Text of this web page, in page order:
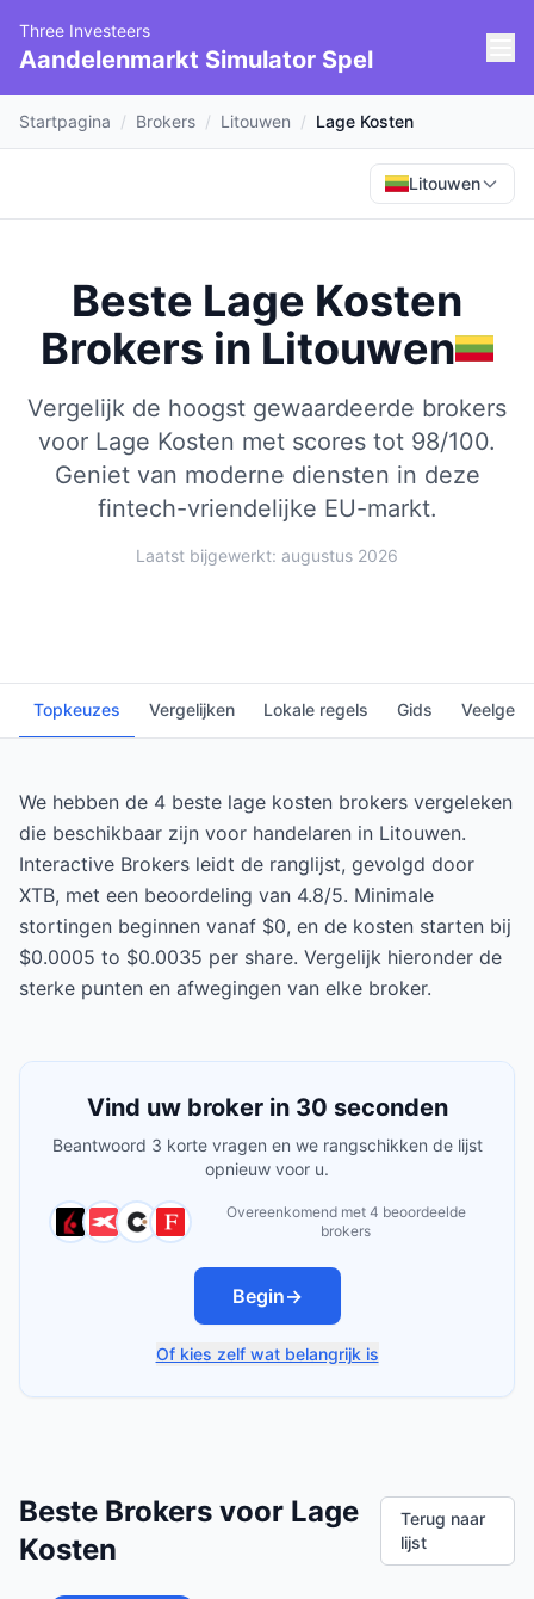
Three Investeers
Aandelenmarkt Simulator Spel
Startpagina / Brokers / Litouwen / Lage Kosten
Litouwen
Beste Lage Kosten
Brokers in Litouwen
Vergelijk de hoogst gewaardeerde brokers
voor Lage Kosten met scores tot 98/100.
Geniet van moderne diensten in deze
fintech-vriendelijke EU-markt.
Laatst bijgewerkt: augustus 2026
Topkeuzes Vergelijken Lokale regels Gids
We hebben de 4 beste lage kosten brokers vergeleken
die beschikbaar zijn voor handelaren in Litouwen.
Interactive Brokers leidt de ranglijst, gevolgd door
XTB, met een beoordeling van 4.8/5. Minimale
stortingen beginnen vanaf $0, en de kosten starten bij
$0.0005 to $0.0035 per share. Vergelijk hieronder de
sterke punten en afwegingen van elke broker.
Vind uw broker in 30 seconden
Beantwoord 3 korte vragen en we rangschikken de lijst
opnieuw voor u.
Overeenkomend met 4 beoordeelde
brokers
Begin→
Of kies zelf wat belangrijk is
Beste Brokers voor Lage
Kosten
Terug naar
lijst